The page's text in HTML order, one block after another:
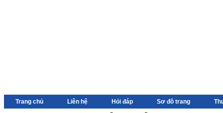
Trang chủ Liên hệ Hỏi đáp Sơ đồ trang